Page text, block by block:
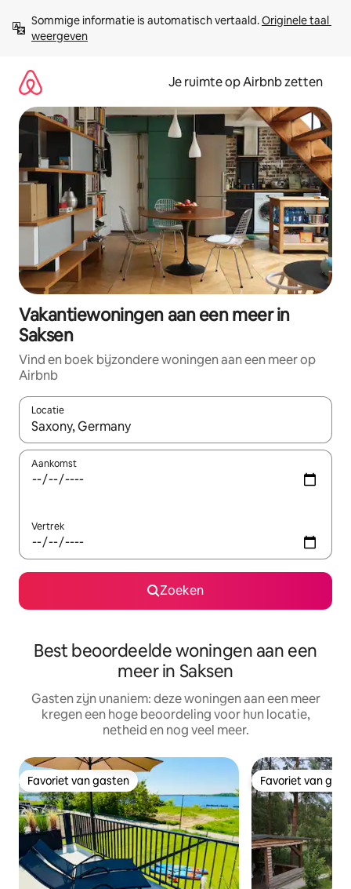
direct
naar
Sommige informatie is automatisch vertaald. Originele taal
weergeven
Je ruimte op Airbnb zetten
Vakantiewoningen aan een meer in
Saksen
Vind en boek bijzondere woningen aan een meer op
Airbnb
Locatie
Wanneer er suggesties beschikbaar zijn, maak je een keuze
Aankomst
Vertrek
Zoeken
Best beoordeelde woningen aan een
meer in Saksen
Gasten zijn unaniem: deze woningen aan een meer
kregen een hoge beoordeling voor hun locatie,
netheid en nog veel meer.
Favoriet van gasten
Favoriet van gasten Favoriet van
Favoriet van